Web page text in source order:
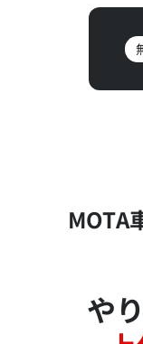
MOTA
や